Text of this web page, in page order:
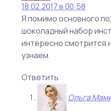
18.02.2017 в 00:58
Я помимо основного
шоколадный набор
интересно
узнаем.
Ответить
Ольга